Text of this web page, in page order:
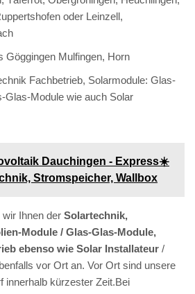
oder Leinzell,
Göggingen Mulfingen, Horn
Fachbetrieb, Solarmodule: Glas-
Glas-Module wie auch Solar
Dauchingen - Express☀️
Stromspeicher, Wallbox
Ihnen der Solartechnik,
Module / Glas-Glas-Module,
ebenso wie Solar Installateur /
vor Ort an. Vor Ort sind unsere
innerhalb kürzester Zeit.Bei